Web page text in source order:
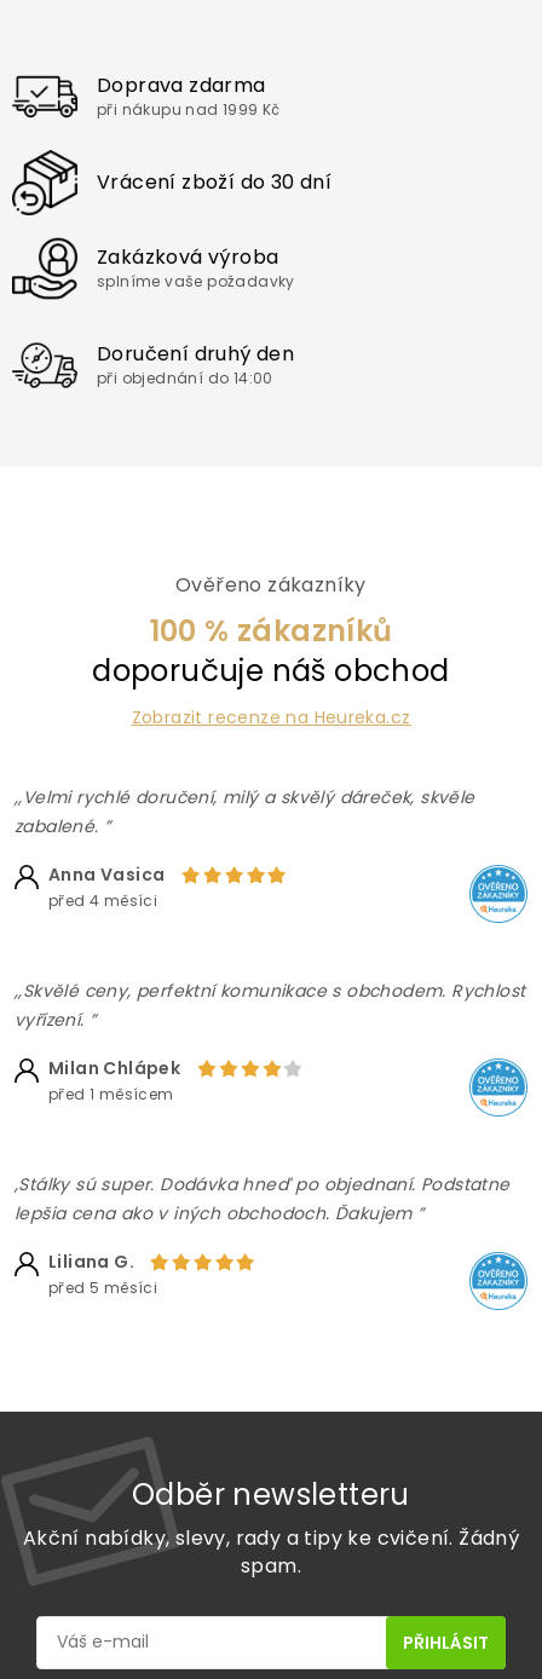
Doprava zdarma
při nákupu nad 1999 Kč
Vrácení zboží do 30 dní
Zakázková výroba
splníme vaše požadavky
Doručení druhý den
při objednání do 14:00
Ověřeno zákazníky
100 % zákazníků
doporučuje náš obchod
Zobrazit recenze na Heureka.cz
,,Velmi rychlé doručení, milý a skvělý dáreček, skvěle
zabalené. ”
Anna Vasica
před 4 měsíci
,,Skvělé ceny, perfektní komunikace s obchodem. Rychlost
vyřízení. ”
Milan Chlápek
před 1 měsícem
,Stálky sú super. Dodávka hneď po objednaní. Podstatne
lepšia cena ako v iných obchodoch. Ďakujem ”
Liliana G.
před 5 měsíci
Odběr newsletteru
Akční nabídky, slevy, rady a tipy ke cvičení. Žádný
spam.